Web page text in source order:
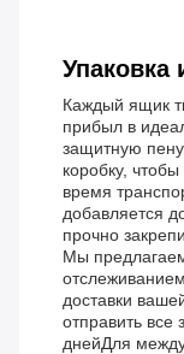
Упаковка
Каждый ящик
прибыл в
защитную
коробку,
время
добавляется
прочно
Мы
доставки
отправить все
днейДля